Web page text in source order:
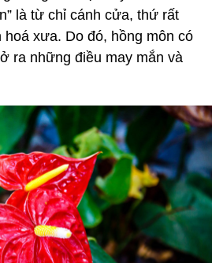
là từ chỉ cánh cửa, thứ rất
hoá xưa. Do đó, hồng môn có
ra những điều may mắn và